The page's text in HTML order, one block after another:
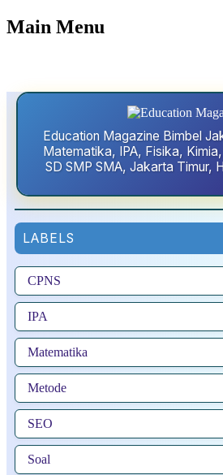
Main Menu
Education Magazine Bimbel
Matematika, IPA, Fisika,
SD SMP SMA, Jakarta Timur,
LABELS
CPNS
IPA
Matematika
Metode
SEO
Soal